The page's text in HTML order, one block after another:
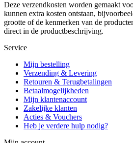
Deze verzendkosten worden gemaakt
kunnen extra kosten ontstaan,
grootte of de kenmerken van de
direct in de productbeschrijving.
Service
Mijn bestelling
Verzending & Levering
Retouren & Terugbetalingen
Betaalmogelijkheden
Mijn klantenaccount
Zakelijke klanten
Acties & Vouchers
Heb je verdere hulp nodig?